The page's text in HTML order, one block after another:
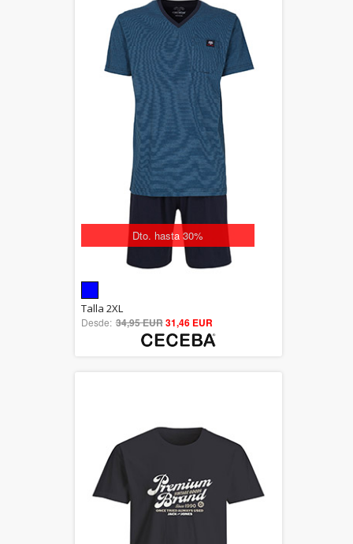
Dto. hasta 30%
out of 5
Talla 2XL
Desde: 34,95 EUR31,46 EUR